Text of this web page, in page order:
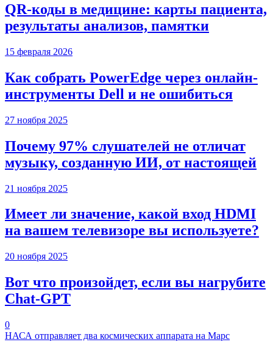
QR-коды в медицине: карты пациента,
результаты анализов, памятки
15 февраля 2026
Как собрать PowerEdge через онлайн-
инструменты Dell и не ошибиться
27 ноября 2025
Почему 97% слушателей не отличат
музыку, созданную ИИ, от настоящей
21 ноября 2025
Имеет ли значение, какой вход HDMI
на вашем телевизоре вы используете?
20 ноября 2025
Вот что произойдет, если вы нагрубите
Chаt-GPT
0
НАСА отправляет два космических аппарата на Марс